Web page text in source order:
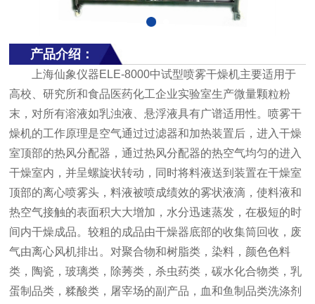
产品介绍：
上海仙象仪器ELE-8000中试型喷雾干燥机主要适用于
高校、研究所和食品医药化工企业实验室生产微量颗粒粉
末，对所有溶液如乳浊液、悬浮液具有广谱适用性。喷雾干
燥机的工作原理是空气通过过滤器和加热装置后，进入干燥
室顶部的热风分配器，通过热风分配器的热空气均匀的进入
干燥室内，并呈螺旋状转动，同时将料液送到装置在干燥室
顶部的离心喷雾头，料液被喷成绩效的雾状液滴，使料液和
热空气接触的表面积大大增加，水分迅速蒸发，在极短的时
间内干燥成品。较粗的成品由干燥器底部的收集筒回收，废
气由离心风机排出。对聚合物和树脂类，染料，颜色色料
类，陶瓷，玻璃类，除莠类，杀虫药类，碳水化合物类，乳
蛋制品类，糅酸类，屠宰场的副产品，血和鱼制品类洗涤剂